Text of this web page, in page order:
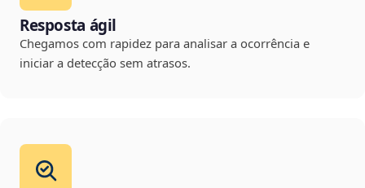
Resposta ágil
Chegamos com rapidez para analisar a ocorrência e
iniciar a detecção sem atrasos.